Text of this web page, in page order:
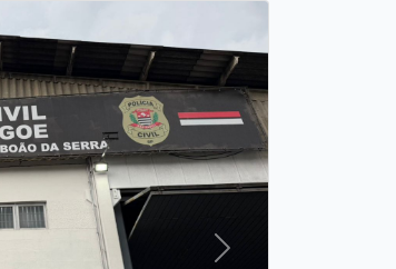
Próxima